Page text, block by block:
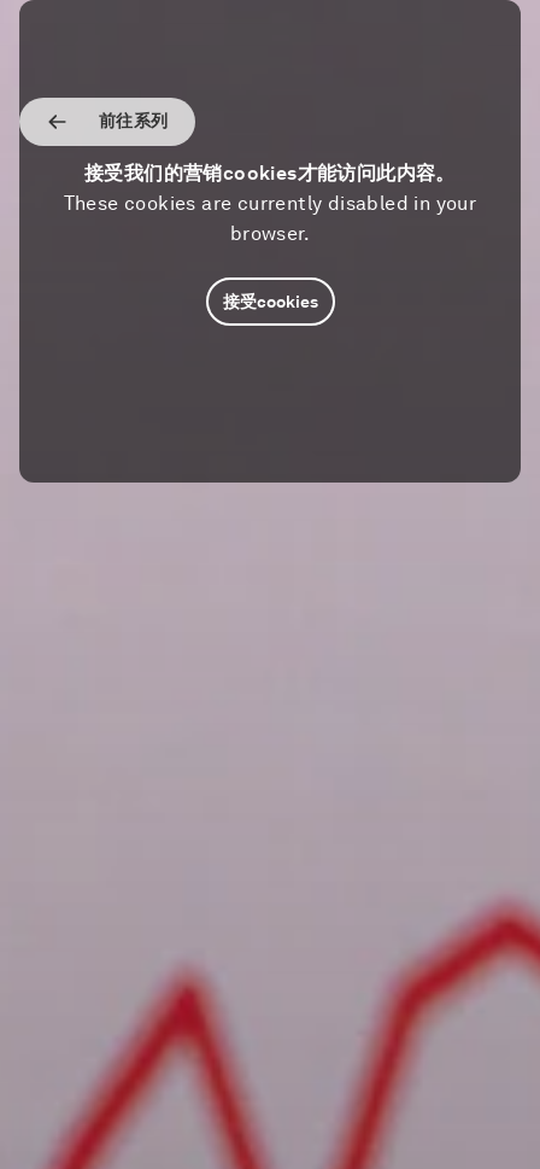
前往系列
接受我们的营销cookies才能访问此内容。
These cookies are currently disabled in your
browser.
接受cookies